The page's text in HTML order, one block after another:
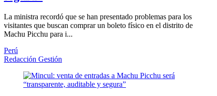
La ministra recordó que se han presentado problemas para los
visitantes que buscan comprar un boleto físico en el distrito de
Machu Picchu para i...
Perú
Redacción Gestión